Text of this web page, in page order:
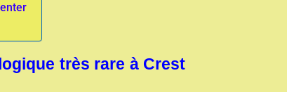
très rare à Crest